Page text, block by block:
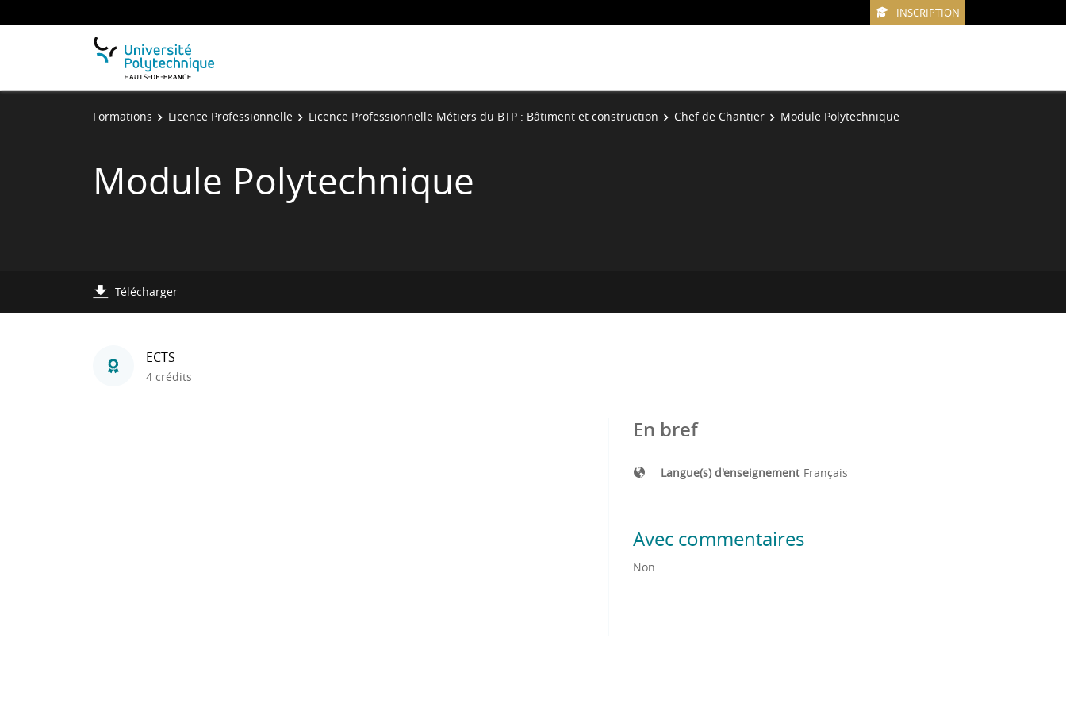
INSCRIPTION
Formations Licence Professionnelle Licence Professionnelle Métiers du BTP : Bâtiment et construction Chef de Chantier Module Polytechnique
Module Polytechnique
Télécharger
ECTS
4 crédits
En bref
Langue(s) d'enseignement Français
Avec commentaires
Non